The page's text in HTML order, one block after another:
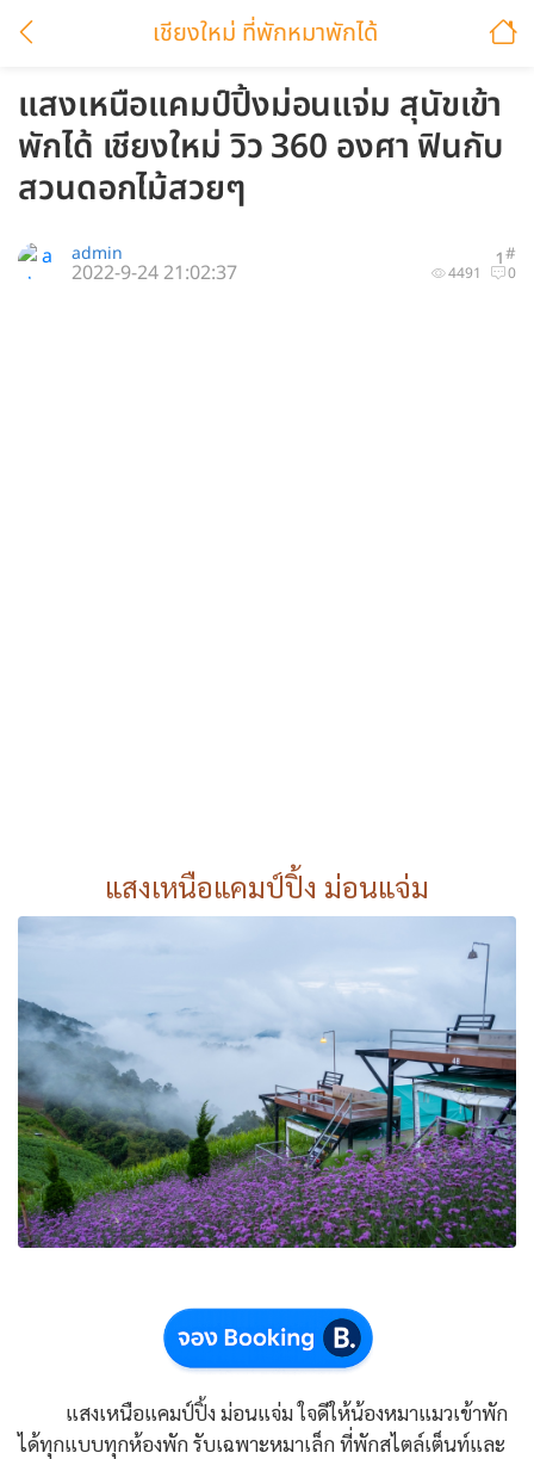
เชียงใหม่ ที่พักหมาพักได้
แสงเหนือแคมป์ปิ้งม่อนแจ่ม สุนัขเข้า
พักได้ เชียงใหม่ วิว 360 องศา ฟินกับ
สวนดอกไม้สวยๆ
1#
admin
4491 0
2022-9-24 21:02:37
แสงเหนือแคมป์ปิ้ง ม่อนแจ่ม
แสงเหนือแคมป์ปิ้ง ม่อนแจ่ม ใจดีให้น้องหมาแมวเข้าพัก
ได้ทุกแบบทุกห้องพัก รับเฉพาะหมาเล็ก ที่พักสไตล์เต็นท์และ